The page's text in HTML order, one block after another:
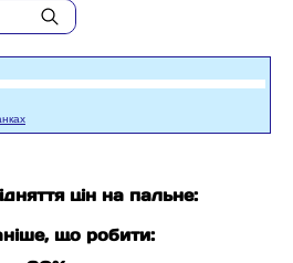
цін на пальне:
що робити: